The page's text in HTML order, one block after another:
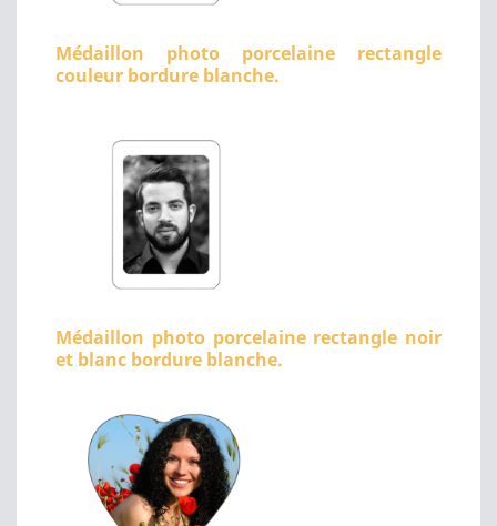
Médaillon photo porcelaine rectangle
couleur bordure blanche.
Médaillon photo porcelaine rectangle noir
et blanc bordure blanche.